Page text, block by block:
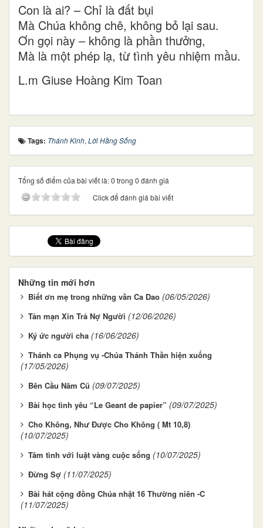
Con là ai? – Chỉ là đất bụi
Mà Chúa không chê, không bỏ lại sau.
Ơn gọi này – không là phần thưởng,
Mà là một phép lạ, từ tình yêu nhiệm mầu.
L.m Giuse Hoàng Kim Toan
Tags: Thánh Kinh, Lời Hằng Sống
Tổng số điểm của bài viết là: 0 trong 0 đánh giá
Click để đánh giá bài viết
Những tin mới hơn
Biết ơn mẹ trong những vần Ca Dao (06/05/2026)
Tản mạn Xin Trả Nợ Người (12/06/2026)
Ký ức người cha (16/06/2026)
Thánh ca Phụng vụ -Chúa Thánh Thần hiện xuống
(17/05/2026)
Bên Cầu Năm Cũ (09/07/2025)
Bài học tình yêu “Le Geant de papier” (09/07/2025)
Cho Không, Như Được Cho Không ( Mt 10,8)
(10/07/2025)
Tâm tình với luật vàng cuộc sống (10/07/2025)
Đừng Sợ (11/07/2025)
Bài hát cộng đồng Chúa nhật 16 Thường niên -C
(11/07/2025)